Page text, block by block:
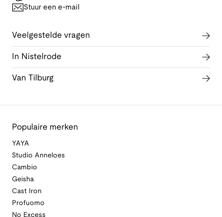
Stuur een e-mail
Veelgestelde vragen
In Nistelrode
Van Tilburg
Populaire merken
YAYA
Studio Anneloes
Cambio
Geisha
Cast Iron
Profuomo
No Excess